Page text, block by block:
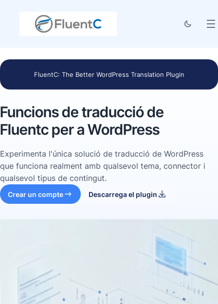
FluentC: The Better WordPress Translation Plugin
Funcions de traducció de
Fluentc per a WordPress
Experimenta l'única solució de traducció de WordPress
que funciona realment amb qualsevol tema, connector i
qualsevol tipus de contingut.
Crear un compte Descarrega el plugin